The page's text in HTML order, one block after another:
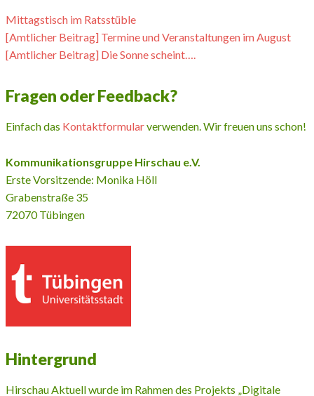
Mittagstisch im Ratsstüble
[Amtlicher Beitrag] Termine und Veranstaltungen im August
[Amtlicher Beitrag] Die Sonne scheint….
Fragen oder Feedback?
Einfach das Kontaktformularverwenden. Wir freuen uns schon!
Kommunikationsgruppe Hirschau e.V.
Erste Vorsitzende: Monika Höll
Grabenstraße 35
72070 Tübingen
Hintergrund
Hirschau Aktuell wurde im Rahmen des Projekts „Digitale